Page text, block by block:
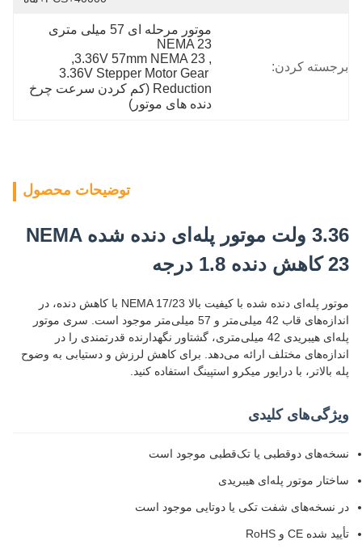
برجسته کردن:
موتور مرحله ای 57 میلی متری
NEMA 23
,
3.36V 57mm NEMA 23
,
3.36V Stepper Motor Gear
Reduction (کم کردن سرعت چرخ
دنده های موتور)
توضیحات محصول
3.36 ولت موتور پله‌ای دنده شده NEMA
23 کاهش دنده 1.8 درجه
موتور پله‌ای دنده شده با کیفیت بالا NEMA 17/23 با کاهش دنده، در
اندازه‌های قاب 42 میلی‌متر و 57 میلی‌متر موجود است. سری موتور
پله‌ای هیبریدی 42 میلی‌متری، گشتاور نگهدارنده قدرتمندی را در
اندازه‌های مختلف ارائه می‌دهد. برای کاهش لرزش و دستیابی به وضوح
پله بالاتر، با درایور میکرو استپینگ استفاده کنید.
ویژگی‌های کلیدی
نسخه‌های دوقطبی یا تک‌قطبی موجود است
ساختار موتور پله‌ای هیبریدی
در نسخه‌های شفت تکی یا دوتایی موجود است
تأیید شده CE و RoHS